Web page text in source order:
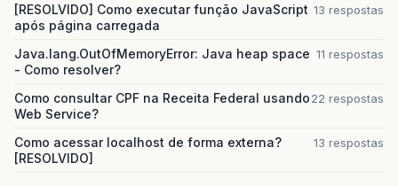
[RESOLVIDO] Como executar função JavaScript
após página carregada
13 respostas
Java.lang.OutOfMemoryError: Java heap space
- Como resolver?
11 respostas
Como consultar CPF na Receita Federal usando
Web Service?
22 respostas
Como acessar localhost de forma externa?
[RESOLVIDO]
13 respostas